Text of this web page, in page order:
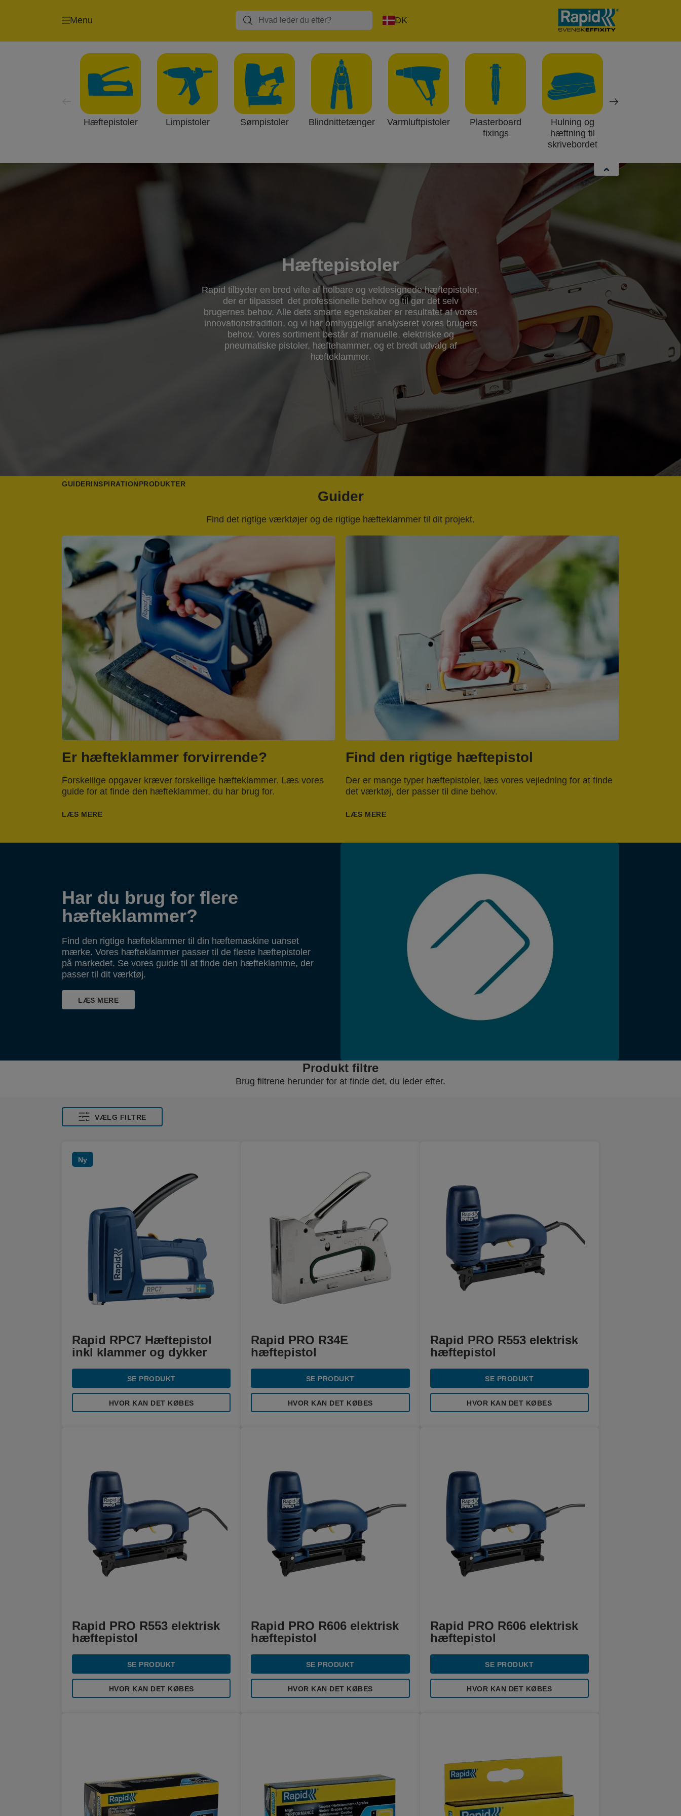
Menu DK
Hæftepistoler Limpistoler Sømpistoler Blindnittetænger Varmluftpistoler
Plasterboard
fixings
Hulning og
hæftning til
skrivebordet
Hæftepistoler
Rapid tilbyder en bred vifte af holbare og veldesignede hæftepistoler,
der er tilpasset det professionelle behov og til gør det selv
brugernes behov. Alle dets smarte egenskaber er resultatet af vores
innovationstradition, og vi har omhyggeligt analyseret vores brugers
behov. Vores sortiment består af manuelle, elektriske og
pneumatiske pistoler, hæftehammer, og et bredt udvalg af
hæfteklammer.
GUIDERINSPIRATIONPRODUKTER
Guider
Find det rigtige værktøjer og de rigtige hæfteklammer til dit projekt.
Er hæfteklammer forvirrende?
Forskellige opgaver kræver forskellige hæfteklammer. Læs vores
guide for at finde den hæfteklammer, du har brug for.
LÆS MERE
Find den rigtige hæftepistol
Der er mange typer hæftepistoler, læs vores vejledning for at finde
det værktøj, der passer til dine behov.
LÆS MERE
Har du brug for flere
hæfteklammer?
Find den rigtige hæfteklammer til din hæftemaskine uanset
mærke. Vores hæfteklammer passer til de fleste hæftepistoler
på markedet. Se vores guide til at finde den hæfteklamme, der
passer til dit værktøj.
LÆS MERE
Produkt filtre
Brug filtrene herunder for at finde det, du leder efter.
VÆLG FILTRE
Ny
Rapid RPC7 Hæftepistol
inkl klammer og dykker
SE PRODUKT
HVOR KAN DET KØBES
Rapid PRO R34E
hæftepistol
SE PRODUKT
HVOR KAN DET KØBES
Rapid PRO R553 elektrisk
hæftepistol
SE PRODUKT
HVOR KAN DET KØBES
Rapid PRO R553 elektrisk
hæftepistol
SE PRODUKT
HVOR KAN DET KØBES
Rapid PRO R606 elektrisk
hæftepistol
SE PRODUKT
HVOR KAN DET KØBES
Rapid PRO R606 elektrisk
hæftepistol
SE PRODUKT
HVOR KAN DET KØBES